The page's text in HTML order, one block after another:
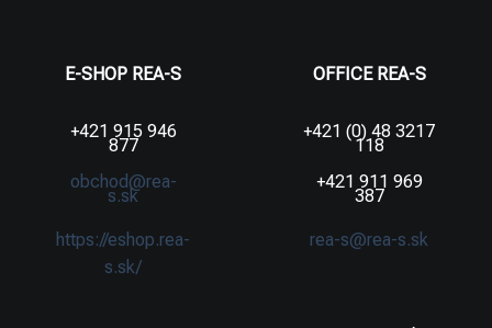
E-SHOP REA-S
+421 915 946
877
obchod@rea-
s.sk
https://eshop.rea-
s.sk/
OFFICE REA-S
+421 (0) 48 3217
118
+421 911 969
387
rea-s@rea-s.sk